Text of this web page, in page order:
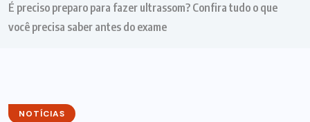
É preciso preparo para fazer ultrassom? Confira tudo o que
você precisa saber antes do exame
NOTÍCIAS